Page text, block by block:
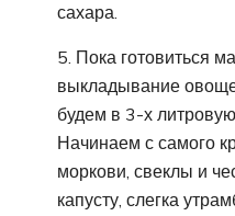
сахара.
5. Пока готовиться
выкладывание
будем в 3-х
Начинаем с самого
моркови, свеклы и
капусту, слегка